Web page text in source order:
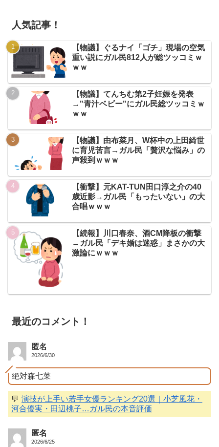
人気記事！
【物議】ぐるナイ「ゴチ」現場の空気
重い説にガル民812人が総ツッコミｗ
ｗｗ
【物議】てんちむ第2子妊娠を発表
→"青汁ベビー"にガル民総ツッコミｗ
ｗｗ
【物議】由布菜月、W杯中の上田綺世
に育児苦言→ガル民「贅沢な悩み」の
声殺到ｗｗｗ
【衝撃】元KAT-TUN田口淳之介の40
歳近影→ガル民「もったいない」の大
合唱ｗｗｗ
【続報】川口春奈、酒CM降板の衝撃
→ガル民「デキ婚は迷惑」まさかの大
激論にｗｗｗ
最近のコメント！
匿名
2026/6/30
絶対森七菜
💬 演技が上手い若手女優ランキング20選｜小芝風花・
河合優実・田辺桃子…ガル民の本音評価
匿名
2026/6/25